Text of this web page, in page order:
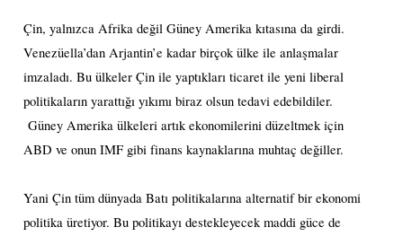
Çin, yalnızca Afrika değil Güney Amerika kıtasına da girdi.
Venezüella’dan Arjantin’e kadar birçok ülke ile anlaşmalar
imzaladı. Bu ülkeler Çin ile yaptıkları ticaret ile yeni liberal
politikaların yarattığı yıkımı biraz olsun tedavi edebildiler.
Güney Amerika ülkeleri artık ekonomilerini düzeltmek için
ABD ve onun IMF gibi finans kaynaklarına muhtaç değiller.
Yani Çin tüm dünyada Batı politikalarına alternatif bir ekonomi
politika üretiyor. Bu politikayı destekleyecek maddi güce de